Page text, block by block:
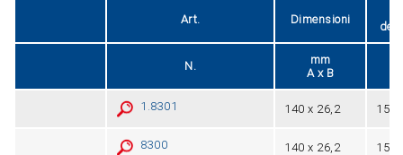
Art. Dimensioni
N.
mm
A x B
1.8301 140 x 26,2 15,8
8300 140 x 26,2 15,8